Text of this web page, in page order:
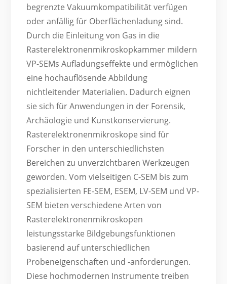
begrenzte Vakuumkompatibilität verfügen
oder anfällig für Oberflächenladung sind.
Durch die Einleitung von Gas in die
Rasterelektronenmikroskopkammer mildern
VP-SEMs Aufladungseffekte und ermöglichen
eine hochauflösende Abbildung
nichtleitender Materialien. Dadurch eignen
sie sich für Anwendungen in der Forensik,
Archäologie und Kunstkonservierung.
Rasterelektronenmikroskope sind für
Forscher in den unterschiedlichsten
Bereichen zu unverzichtbaren Werkzeugen
geworden. Vom vielseitigen C-SEM bis zum
spezialisierten FE-SEM, ESEM, LV-SEM und VP-
SEM bieten verschiedene Arten von
Rasterelektronenmikroskopen
leistungsstarke Bildgebungsfunktionen
basierend auf unterschiedlichen
Probeneigenschaften und -anforderungen.
Diese hochmodernen Instrumente treiben